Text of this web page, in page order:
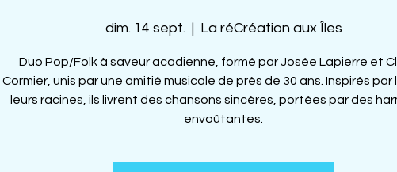
dim. 14 sept.
  |
La réCréation aux Îles
Duo Pop/Folk à saveur acadienne, formé par Josée Lapierre et
Cormier, unis par une amitié musicale de près de 30 ans. Inspirés par
leurs racines, ils livrent des chansons sincères, portées par des
envoûtantes.